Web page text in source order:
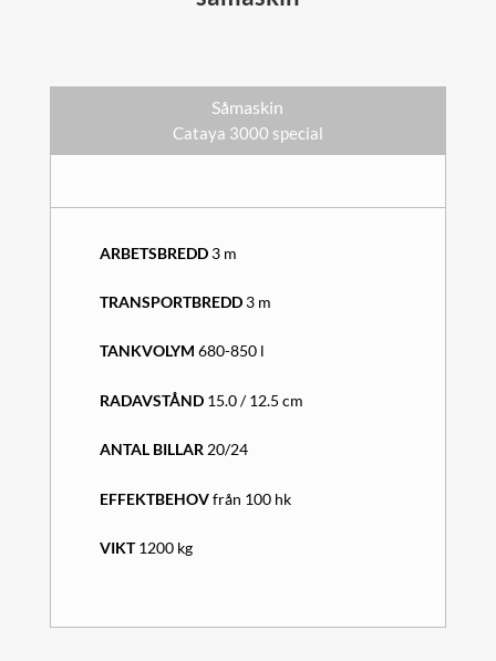
Såmaskin
Cataya 3000 special
ARBETSBREDD3 m
TRANSPORTBREDD3 m
TANKVOLYM 680-850 l
RADAVSTÅND 15.0 / 12.5 cm
ANTAL BILLAR 20/24
EFFEKTBEHOVfrån 100 hk
VIKT1200 kg